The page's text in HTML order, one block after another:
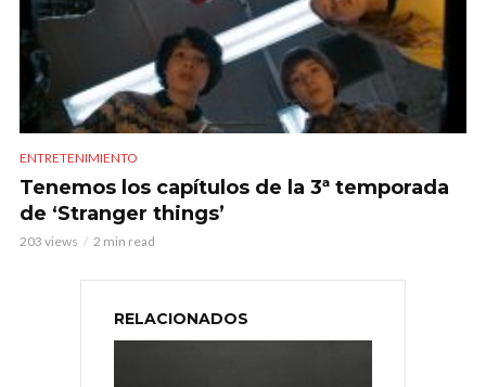
ENTRETENIMIENTO
Tenemos los capítulos de la 3ª temporada
de ‘Stranger things’
203 views 2 min read
RELACIONADOS